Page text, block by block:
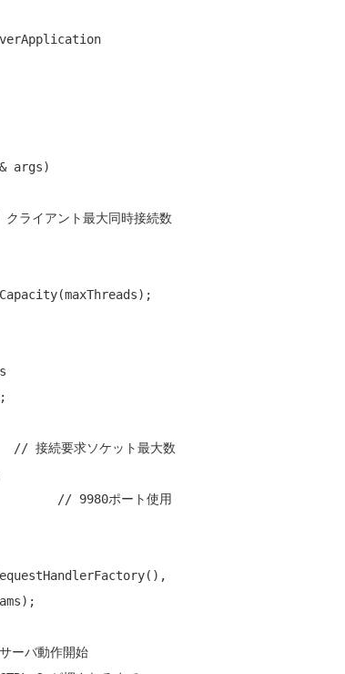
args)
ライアント最大同時接続数
// 接続要求ソケット最大数
// 9980ポート使用
ーバ動作開始